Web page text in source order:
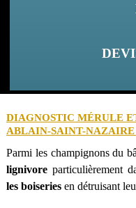
DIAGNOSTIC MÉRULE
ABLAIN-SAINT-NAZAIRE
Parmi les champignons du
lignivoreparticulièrement
les boiseriesen détruisant